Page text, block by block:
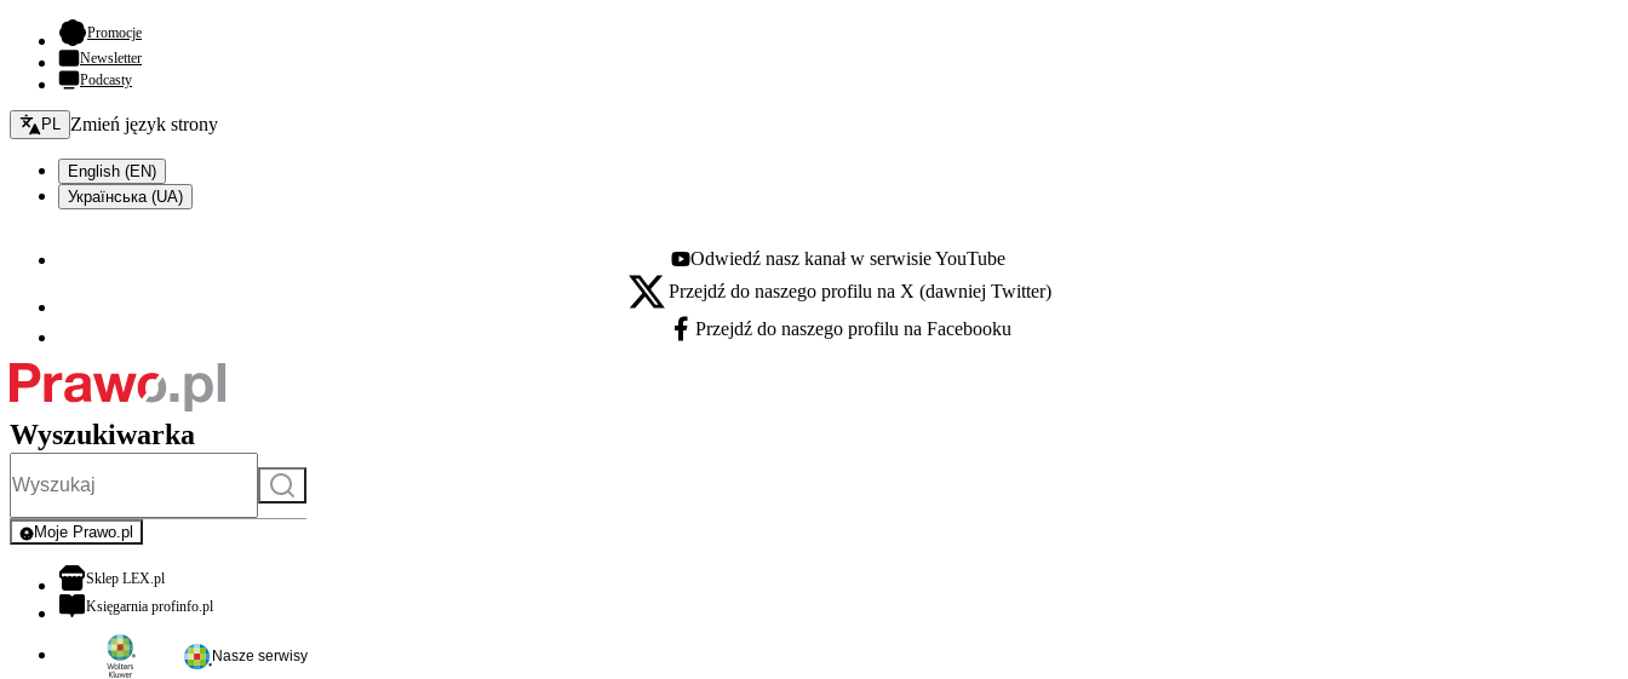
Promocje- otwiera się w nowej karcie
Newsletter
Podcasty
Zmień język - bieżący:
PL Zmień język strony
English (EN)
Українська (UA)
Youtube - otwiera się w nowej karcie
Odwiedź nasz kanał w serwisie YouTube
X - otwiera się w nowej karcie
Przejdź do naszego profilu na X (dawniej Twitter)
Facebook - otwiera się w nowej karcie
Przejdź do naszego profilu na Facebooku
Wyszukiwarka
Szukaj
Moje Prawo.pl
- rejestracja i logowanie do serwisu
Sklep LEX.plotwiera się w nowej karcie
Księgarnia profinfo.plotwiera się w nowej karcie
Nasze serwisy